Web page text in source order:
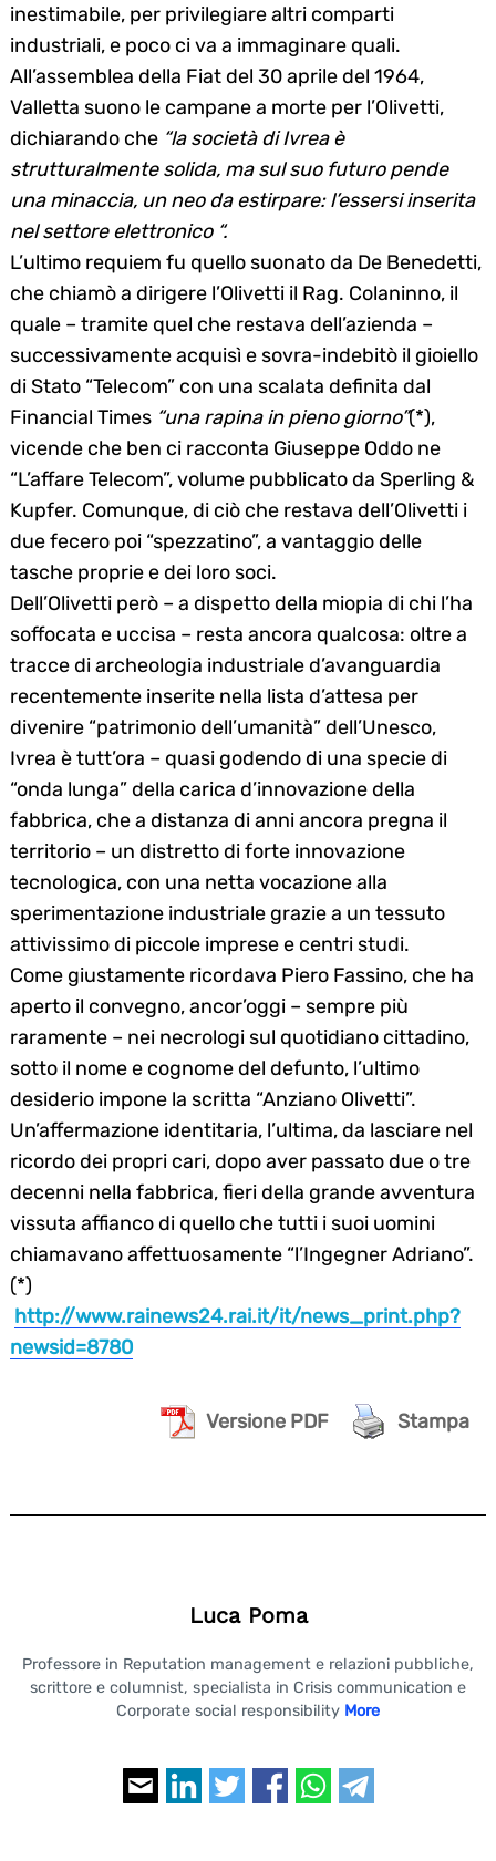
inestimabile, per privilegiare altri comparti
industriali, e poco ci va a immaginare quali.
All’assemblea della Fiat del 30 aprile del 1964,
Valletta suono le campane a morte per l’Olivetti,
dichiarando che “la società di Ivrea è
strutturalmente solida, ma sul suo futuro pende
una minaccia, un neo da estirpare: l’essersi inserita
nel settore elettronico “.
L’ultimo requiem fu quello suonato da De Benedetti,
che chiamò a dirigere l’Olivetti il Rag. Colaninno, il
quale – tramite quel che restava dell’azienda –
successivamente acquisì e sovra-indebitò il gioiello
di Stato “Telecom” con una scalata definita dal
Financial Times “una rapina in pieno giorno”(*),
vicende che ben ci racconta Giuseppe Oddo ne
“L’affare Telecom”, volume pubblicato da Sperling &
Kupfer. Comunque, di ciò che restava dell’Olivetti i
due fecero poi “spezzatino”, a vantaggio delle
tasche proprie e dei loro soci.
Dell’Olivetti però – a dispetto della miopia di chi l’ha
soffocata e uccisa – resta ancora qualcosa: oltre a
tracce di archeologia industriale d’avanguardia
recentemente inserite nella lista d’attesa per
divenire “patrimonio dell’umanità” dell’Unesco,
Ivrea è tutt’ora – quasi godendo di una specie di
“onda lunga” della carica d’innovazione della
fabbrica, che a distanza di anni ancora pregna il
territorio – un distretto di forte innovazione
tecnologica, con una netta vocazione alla
sperimentazione industriale grazie a un tessuto
attivissimo di piccole imprese e centri studi.
Come giustamente ricordava Piero Fassino, che ha
aperto il convegno, ancor’oggi – sempre più
raramente – nei necrologi sul quotidiano cittadino,
sotto il nome e cognome del defunto, l’ultimo
desiderio impone la scritta “Anziano Olivetti”.
Un’affermazione identitaria, l’ultima, da lasciare nel
ricordo dei propri cari, dopo aver passato due o tre
decenni nella fabbrica, fieri della grande avventura
vissuta affianco di quello che tutti i suoi uomini
chiamavano affettuosamente “l’Ingegner Adriano”.
(*)
http://www.rainews24.rai.it/it/news_print.php?
newsid=8780
Versione PDF Stampa
Luca Poma
Professore in Reputation management e relazioni pubbliche,
scrittore e columnist, specialista in Crisis communication e
Corporate social responsibility More